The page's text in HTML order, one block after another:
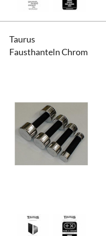
Taurus TPE Widerstandsband |
Taurus
Fausthanteln Chrom